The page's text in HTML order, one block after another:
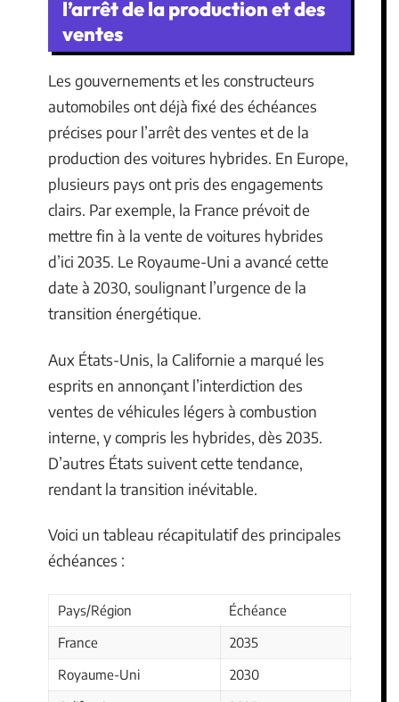
l’arrêt de la production et des
ventes
Les gouvernements et les constructeurs
automobiles ont déjà fixé des échéances
précises pour l’arrêt des ventes et de la
production des voitures hybrides. En Europe,
plusieurs pays ont pris des engagements
clairs. Par exemple, la France prévoit de
mettre fin à la vente de voitures hybrides
d’ici 2035. Le Royaume-Uni a avancé cette
date à 2030, soulignant l’urgence de la
transition énergétique.
Aux États-Unis, la Californie a marqué les
esprits en annonçant l’interdiction des
ventes de véhicules légers à combustion
interne, y compris les hybrides, dès 2035.
D’autres États suivent cette tendance,
rendant la transition inévitable.
Voici un tableau récapitulatif des principales
échéances :
Pays/Région
Échéance
France
2035
Royaume-Uni
2030